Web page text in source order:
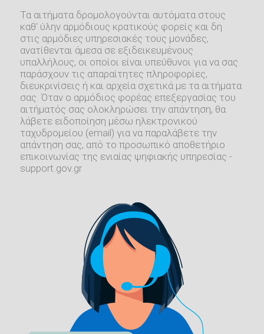
Τα αιτήματα δρομολογούνται αυτόματα στους
καθ' ύλην αρμόδιους κρατικούς φορείς και δη
στις αρμόδιες υπηρεσιακές τους μονάδες,
ανατίθενται άμεσα σε εξιδεικευμένους
υπαλλήλους, οι οποίοι είναι υπεύθυνοι για να σας
παράσχουν τις απαραίτητες πληροφορίες,
διευκρινίσεις ή και αρχεία σχετικά με τα αιτήματα
σας. Όταν ο αρμόδιος φορέας επεξεργασίας του
αιτήματός σας ολοκληρώσει την απάντηση, θα
λάβετε ειδοποίηση μέσω ηλεκτρονικού
ταχυδρομείου (email) για να παραλάβετε την
απάντηση σας, από το προσωπικό αποθετήριο
επικοινωνίας της ενιαίας ψηφιακής υπηρεσίας -
support.gov.gr